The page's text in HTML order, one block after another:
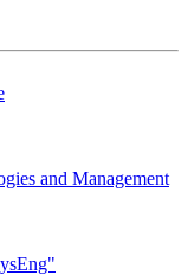
and Management